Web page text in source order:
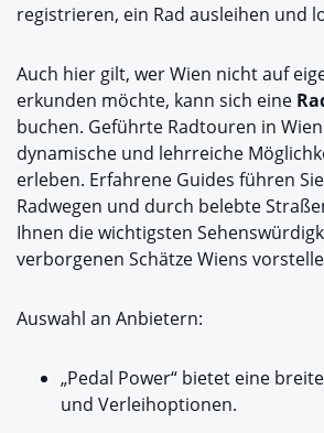
registrieren, ein Rad ausleihen und
Auch hier gilt, wer Wien nicht auf
erkunden möchte, kann sich eine
buchen. Geführte Radtouren in
dynamische und lehrreiche
erleben. Erfahrene Guides führen
Radwegen und durch belebte
Ihnen die wichtigsten
verborgenen Schätze Wiens
Auswahl an Anbietern:
„Pedal Power“ bietet eine
und Verleihoptionen.